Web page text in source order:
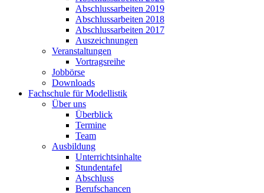
Abschlussarbeiten 2019
Abschlussarbeiten 2018
Abschlussarbeiten 2017
Auszeichnungen
Veranstaltungen
Vortragsreihe
Jobbörse
Downloads
Fachschule für Modellistik
Über uns
Überblick
Termine
Team
Ausbildung
Unterrichtsinhalte
Stundentafel
Abschluss
Berufschancen